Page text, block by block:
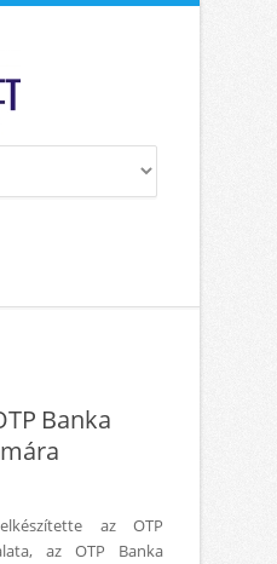
Banka
az OTP
az OTP Banka